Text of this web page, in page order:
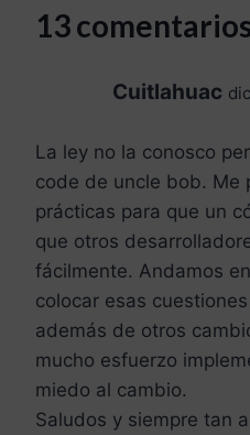
13
Cuitlahuac
La ley no la conosco
code de uncle bob. Me
prácticas para que un
que otros
fácilmente. Andamos
colocar esas
además de otros
mucho esfuerzo
miedo al cambio.
Saludos y siempre tan